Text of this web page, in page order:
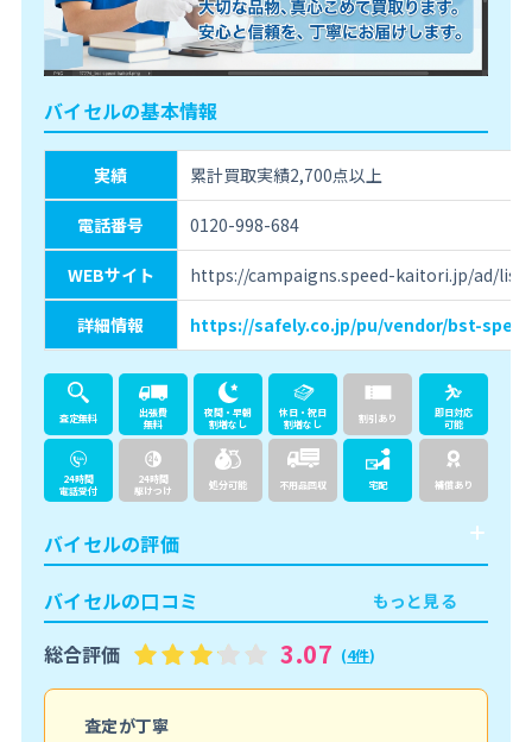
バイセルの基本情報
実績 累計買取実績2,700点以上
電話番号 0120-998-684
WEBサイト https://campaigns.speed-kaitori.jp/ad/
詳細情報 https://safely.co.jp/pu/vendor/bst-
査定無料
出張費
無料
夜間・早朝
割増なし
休日・祝日
割増なし
割引あり
即日対応
可能
24時間
電話受付
24時間
駆けつけ
処分可能 不用品回収 宅配 補償あり
バイセルの評価
バイセルの口コミ
もっと見る
総合評価 3.07 (4件)
査定が丁寧